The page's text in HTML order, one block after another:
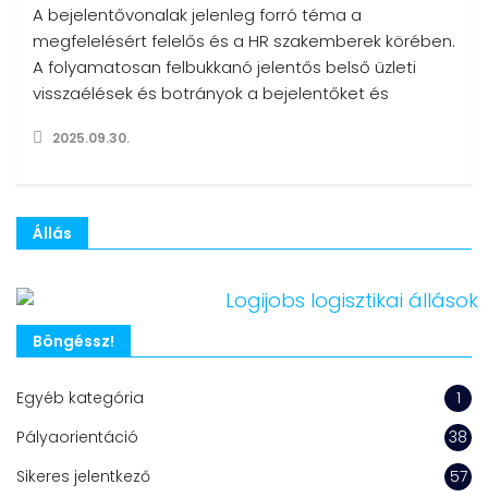
A bejelentővonalak jelenleg forró téma a
megfelelésért felelős és a HR szakemberek körében.
A folyamatosan felbukkanó jelentős belső üzleti
visszaélések és botrányok a bejelentőket és
2025.09.30.
Állás
Böngéssz!
Egyéb kategória
1
Pályaorientáció
38
Sikeres jelentkező
57